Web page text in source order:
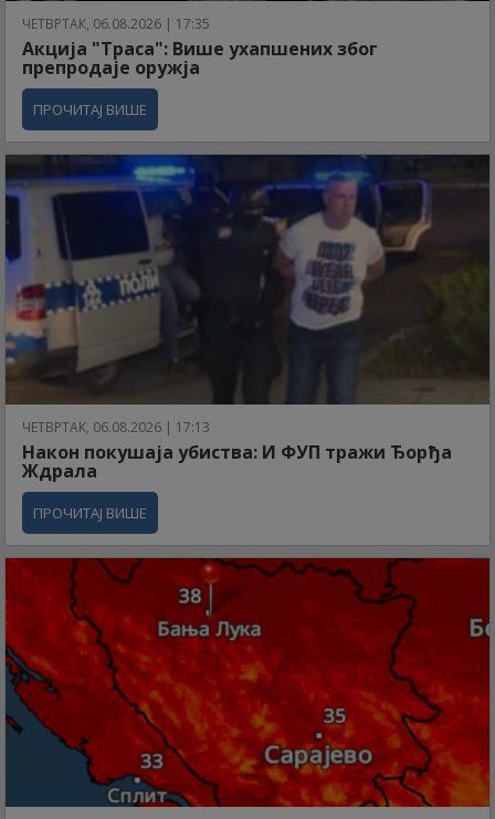
ЧЕТВРТАК, 06.08.2026 | 17:35
Акција "Траса": Више ухапшених због
препродаје оружја
ПРОЧИТАЈ ВИШЕ
ЧЕТВРТАК, 06.08.2026 | 17:13
Након покушаја убиства: И ФУП тражи Ђорђа
Ждрала
ПРОЧИТАЈ ВИШЕ